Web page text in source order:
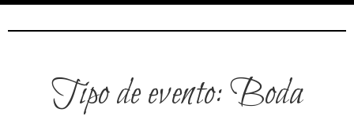
Tipo de evento: Boda